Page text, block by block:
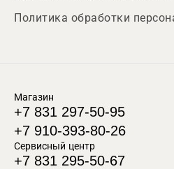
Политика обработки
Магазин
+7 831 297-50-95
+7 910-393-80-26
Сервисный центр
+7 831 295-50-67